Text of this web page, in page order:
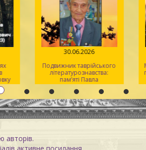
30.06.2026
Подвижник таврійського
літературознавства:
пам’яті Павла
Кіндратовича
Параскевича
авторів.